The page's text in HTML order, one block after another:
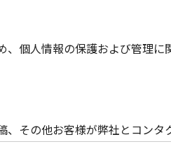
個人情報の保護および管理に
その他お客様が弊社とコン